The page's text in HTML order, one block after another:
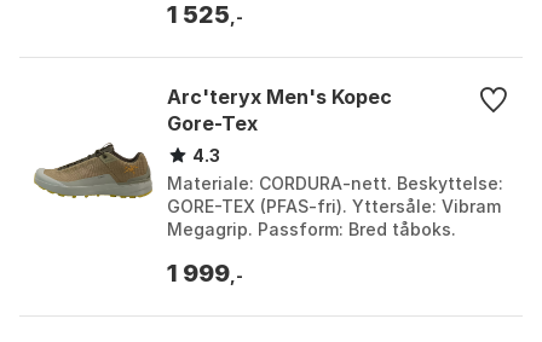
Protection. Yttersåle Eg...
1 525 ,-
Arc'teryx Men's Kopec
Gore-Tex
4.3
Materiale: CORDURA-nett. Beskyttelse:
GORE-TEX (PFAS-fri). Yttersåle: Vibram
Megagrip. Passform: Bred tåboks.
Habitat/void lt, R...
1 999 ,-